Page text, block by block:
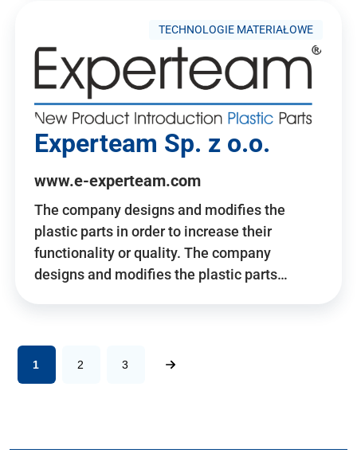
TECHNOLOGIE MATERIAŁOWE
Experteam Sp. z o.o.
www.e-experteam.com
The company designs and modifies the
plastic parts in order to increase their
functionality or quality. The company
designs and modifies the plastic parts…
1 2 3